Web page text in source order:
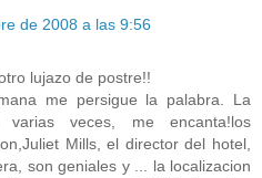
de 2008 a las 9:56
lujazo de postre!!
me persigue la palabra. La
veces, me encanta!los
Mills, el director del hotel,
son geniales y ... la localizacion